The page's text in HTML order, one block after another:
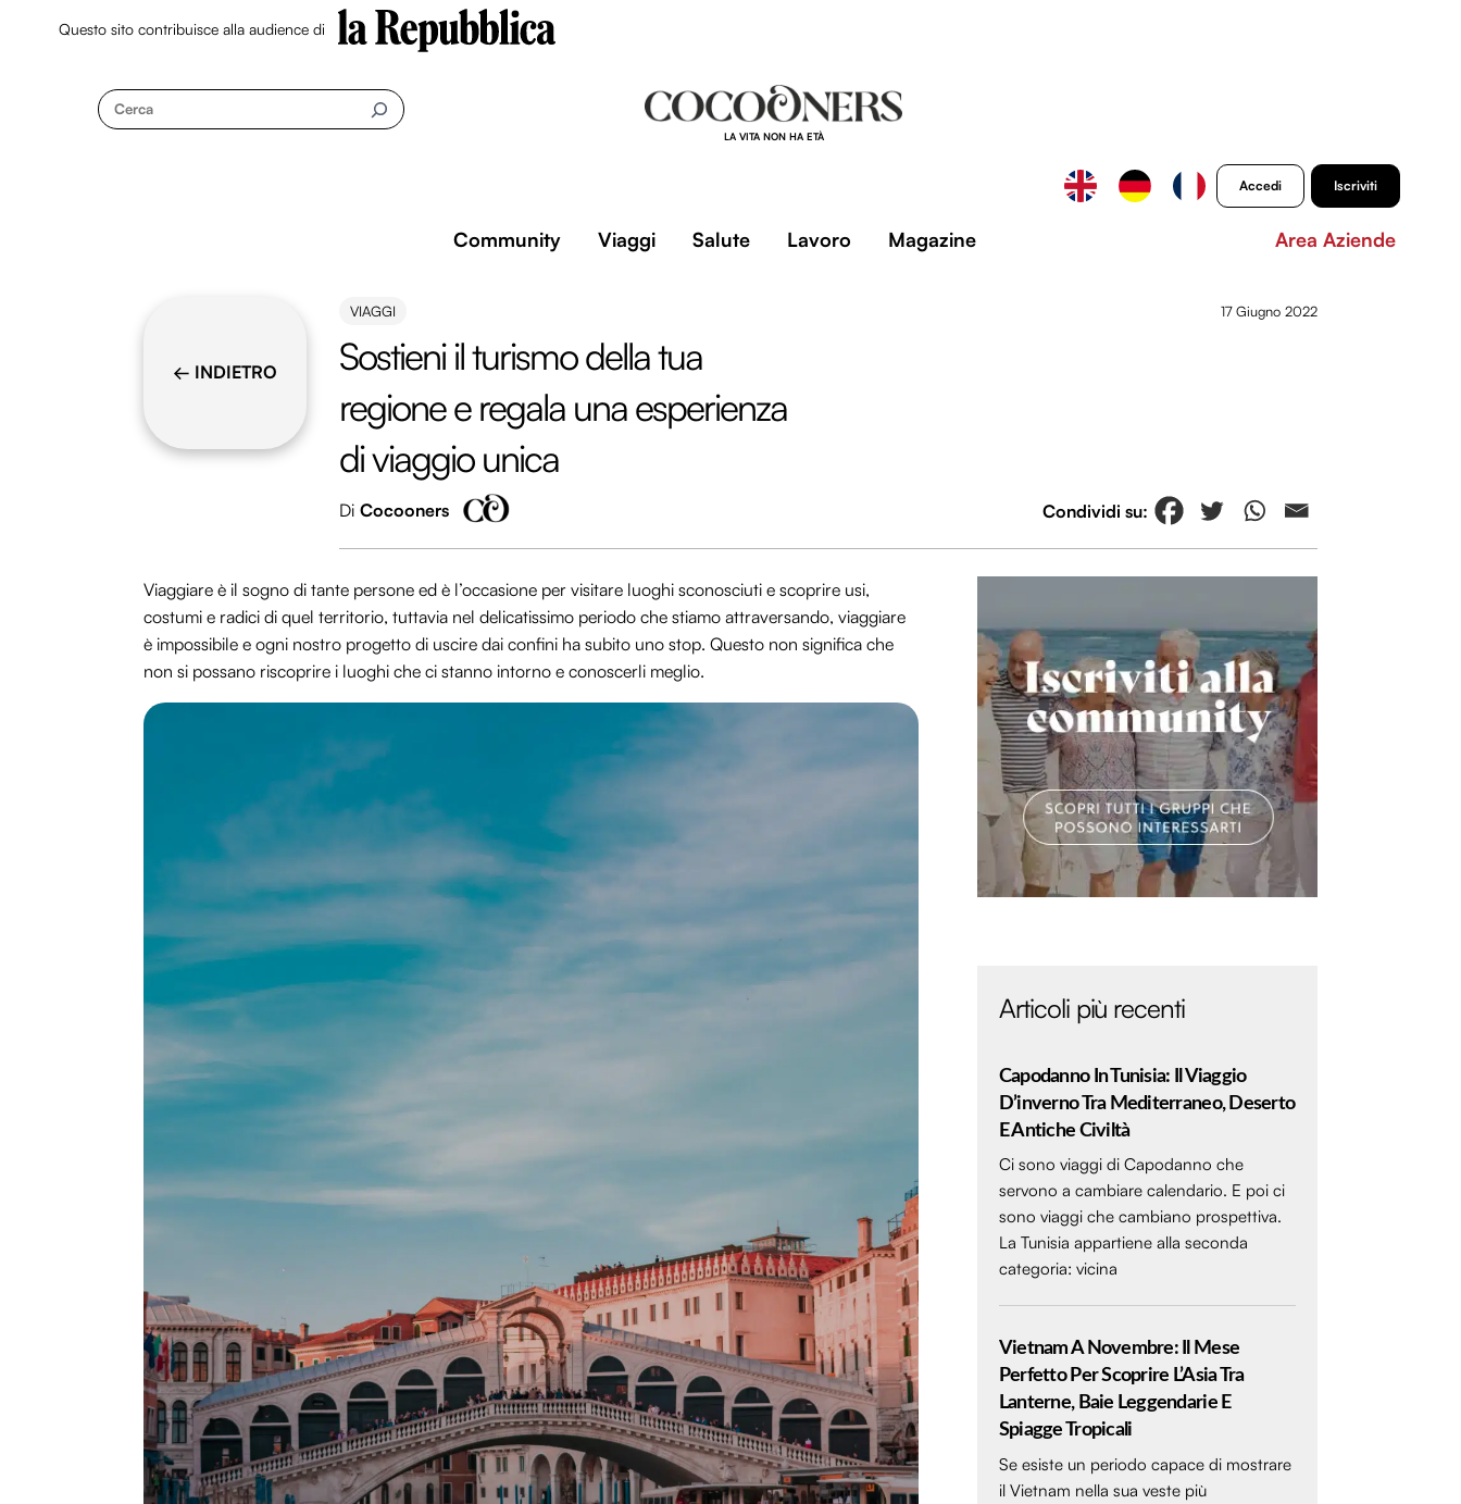
Questo sito contribuisce alla audience di
Cerca
LA VITA NON HA ETÀ
Accedi Iscriviti
Community Viaggi Salute Lavoro Magazine Area Aziende
← INDIETRO
VIAGGI 17 Giugno 2022
Sostieni il turismo della tua
regione e regala una esperienza
di viaggio unica
Di Cocooners
Viaggiare è il sogno di tante persone ed è l’occasione per visitare luoghi sconosciuti e scoprire usi,
costumi e radici di quel territorio, tuttavia nel delicatissimo periodo che stiamo attraversando, viaggiare
è impossibile e ogni nostro progetto di uscire dai confini ha subito uno stop. Questo non significa che
non si possano riscoprire i luoghi che ci stanno intorno e conoscerli meglio.
Articoli più recenti
Capodanno In Tunisia: Il Viaggio
D’inverno Tra Mediterraneo, Deserto
E Antiche Civiltà
Ci sono viaggi di Capodanno che
servono a cambiare calendario. E poi ci
sono viaggi che cambiano prospettiva.
La Tunisia appartiene alla seconda
categoria: vicina
Vietnam A Novembre: Il Mese
Perfetto Per Scoprire L’Asia Tra
Lanterne, Baie Leggendarie E
Spiagge Tropicali
Se esiste un periodo capace di mostrare
il Vietnam nella sua veste più